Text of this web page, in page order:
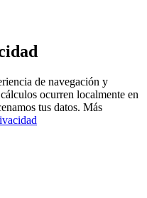
de navegación y
ocurren localmente en
tus datos. Más